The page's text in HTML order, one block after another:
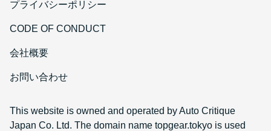
プライバシーポリシー
CODE OF CONDUCT
会社概要
お問い合わせ
This website is owned and operated by Auto Critique
Japan Co. Ltd. The domain name topgear.tokyo is used